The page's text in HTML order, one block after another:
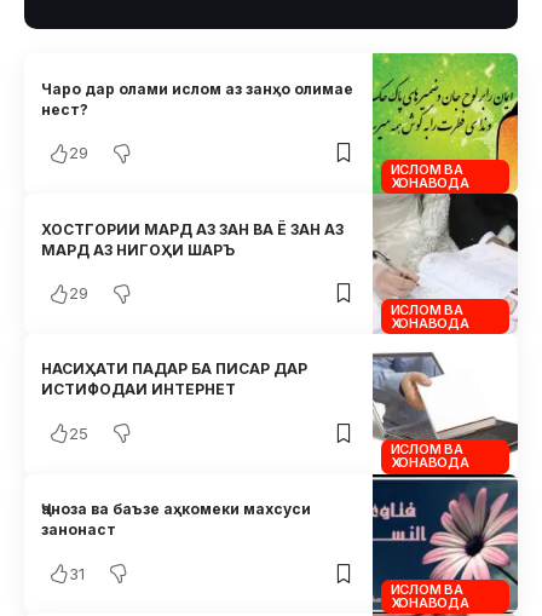
ИСЛОМ ВА
ХОНАВОДА
Чаро дар олами ислом аз занҳо олимае
нест?
29
ИСЛОМ ВА
ХОНАВОДА
ХОСТГОРИИ МАРД АЗ ЗАН ВА Ё ЗАН АЗ
МАРД АЗ НИГОҲИ ШАРЪ
29
ИСЛОМ ВА
ХОНАВОДА
НАСИҲАТИ ПАДАР БА ПИСАР ДАР
ИСТИФОДАИ ИНТЕРНЕТ
25
ИСЛОМ ВА
ХОНАВОДА
Ҷаноза ва баъзе аҳкомеки махсуси
занонаст
31